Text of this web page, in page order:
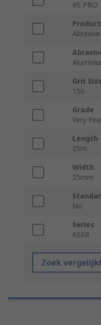
RS PRO
Grit
150
Grade
Very Fine
Length
25m
Width
25mm
No
Series
RSER
Zoek